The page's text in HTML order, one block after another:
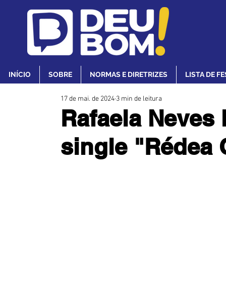
INÍCIO SOBRE NORMAS E DIRETRIZES LISTA DE
Rafaela
single "Rédea
17 de mai. de 2024 3 min de leitura